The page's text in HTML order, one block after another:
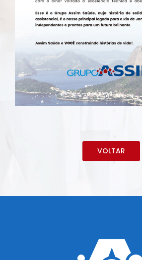
VOLTAR